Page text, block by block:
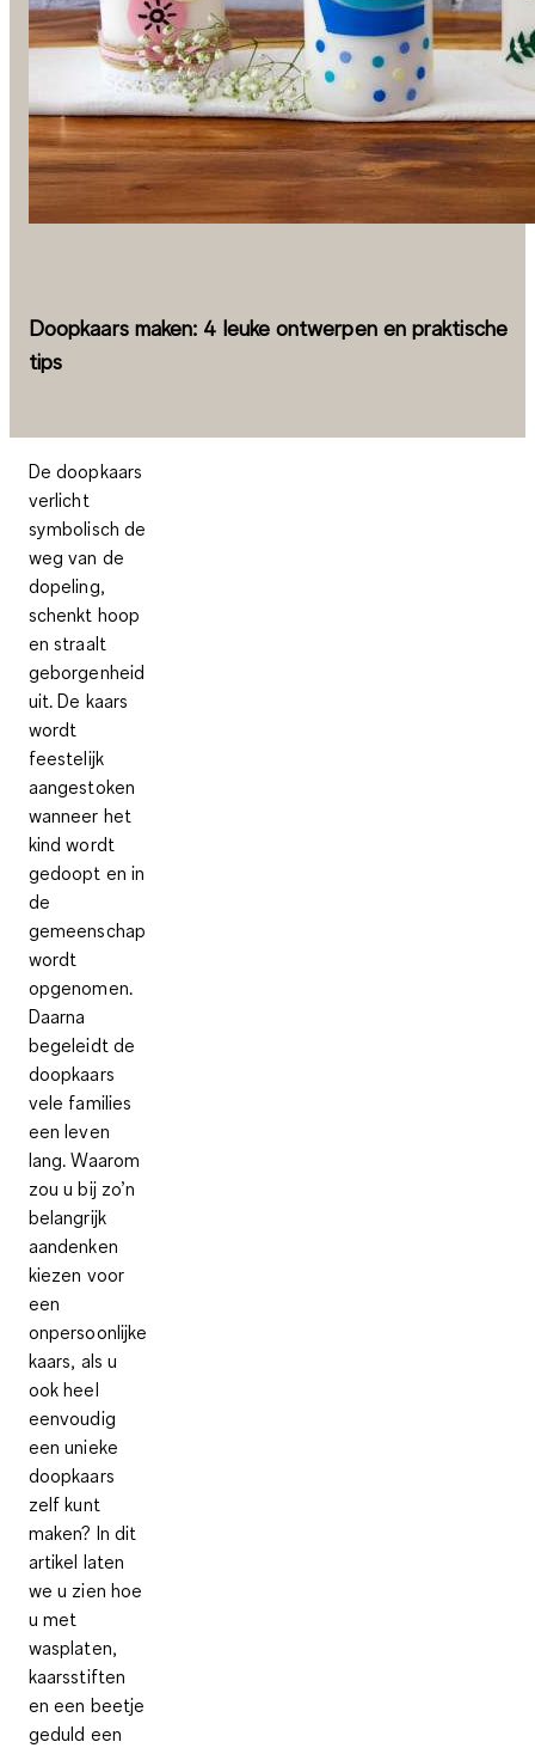
Doopkaars maken: 4 leuke ontwerpen en praktische
tips
De doopkaars
verlicht
symbolisch de
weg van de
dopeling,
schenkt hoop
en straalt
geborgenheid
uit. De kaars
wordt
feestelijk
aangestoken
wanneer het
kind wordt
gedoopt en in
de
gemeenschap
wordt
opgenomen.
Daarna
begeleidt de
doopkaars
vele families
een leven
lang. Waarom
zou u bij zo’n
belangrijk
aandenken
kiezen voor
een
onpersoonlijke
kaars, als u
ook heel
eenvoudig
een unieke
doopkaars
zelf kunt
maken? In dit
artikel laten
we u zien hoe
u met
wasplaten,
kaarsstiften
en een beetje
geduld een